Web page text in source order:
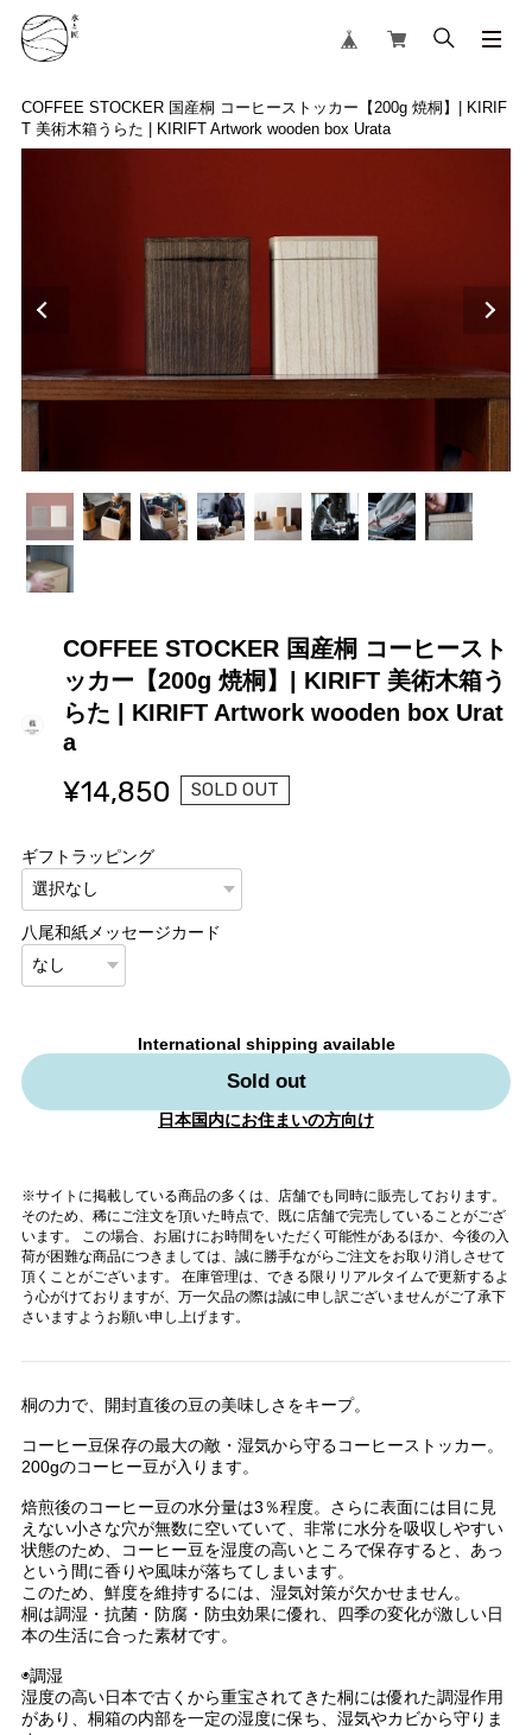
COFFEE STOCKER 国産桐 コーヒーストッカー【200g 焼桐】| KIRIF
T 美術木箱うらた | KIRIFT Artwork wooden box Urata
COFFEE STOCKER 国産桐 コーヒースト
ッカー【200g 焼桐】| KIRIFT 美術木箱う
らた | KIRIFT Artwork wooden box Urat
a
¥14,850 SOLD OUT
ギフトラッピング
八尾和紙メッセージカード
International shipping available
Sold out
日本国内にお住まいの方向け
※サイトに掲載している商品の多くは、店舗でも同時に販売しております。
そのため、稀にご注文を頂いた時点で、既に店舗で完売していることがござ
います。 この場合、お届けにお時間をいただく可能性があるほか、今後の入
荷が困難な商品につきましては、誠に勝手ながらご注文をお取り消しさせて
頂くことがございます。 在庫管理は、できる限りリアルタイムで更新するよ
う心がけておりますが、万一欠品の際は誠に申し訳ございませんがご了承下
さいますようお願い申し上げます。
桐の力で、開封直後の豆の美味しさをキープ。
コーヒー豆保存の最大の敵・湿気から守るコーヒーストッカー。
200gのコーヒー豆が入ります。
焙煎後のコーヒー豆の水分量は3％程度。さらに表面には目に見
えない小さな穴が無数に空いていて、非常に水分を吸収しやすい
状態のため、コーヒー豆を湿度の高いところで保存すると、あっ
という間に香りや風味が落ちてしまいます。
このため、鮮度を維持するには、湿気対策が欠かせません。
桐は調湿・抗菌・防腐・防虫効果に優れ、四季の変化が激しい日
本の生活に合った素材です。
◉調湿
湿度の高い日本で古くから重宝されてきた桐には優れた調湿作用
があり、桐箱の内部を一定の湿度に保ち、湿気やカビから守りま